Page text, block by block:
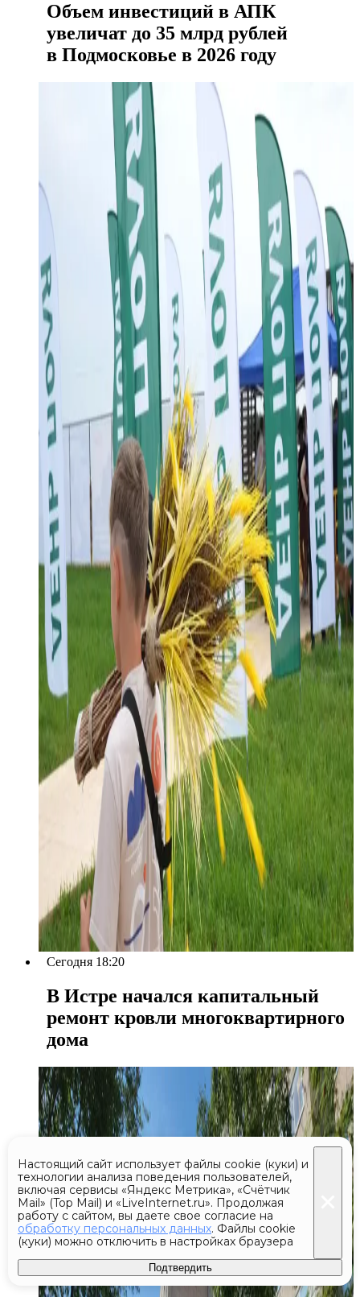
Объем инвестиций в АПК
увеличат до 35 млрд рублей
в Подмосковье в 2026 году
Сегодня 18:20
В Истре начался капитальный
ремонт кровли многоквартирного
дома
Настоящий сайт использует файлы cookie (куки) и
технологии анализа поведения пользователей,
включая сервисы «Яндекс Метрика», «Счётчик
Mail» (Top Mail) и «LiveInternet.ru». Продолжая
работу с сайтом, вы даете свое согласие на
обработку персональных данных. Файлы cookie
(куки) можно отключить в настройках браузера
Подтвердить